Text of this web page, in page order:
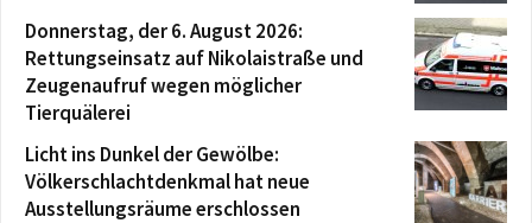
Donnerstag, der 6. August 2026:
Rettungseinsatz auf Nikolaistraße und
Zeugenaufruf wegen möglicher
Tierquälerei
Licht ins Dunkel der Gewölbe:
Völkerschlachtdenkmal hat neue
Ausstellungsräume erschlossen